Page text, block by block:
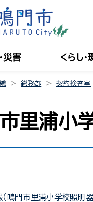
災害 くらし・
総務部 契約検査室
里浦小
（鳴門市里浦小学校照